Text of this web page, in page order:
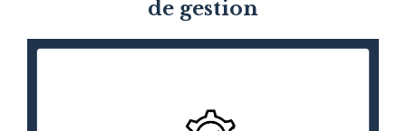
de gestion